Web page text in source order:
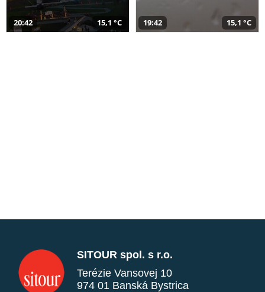
20:42 15,1 °C 19:42 15,1 °C
SITOUR spol. s r.o.
Terézie Vansovej 10
974 01 Banská Bystrica